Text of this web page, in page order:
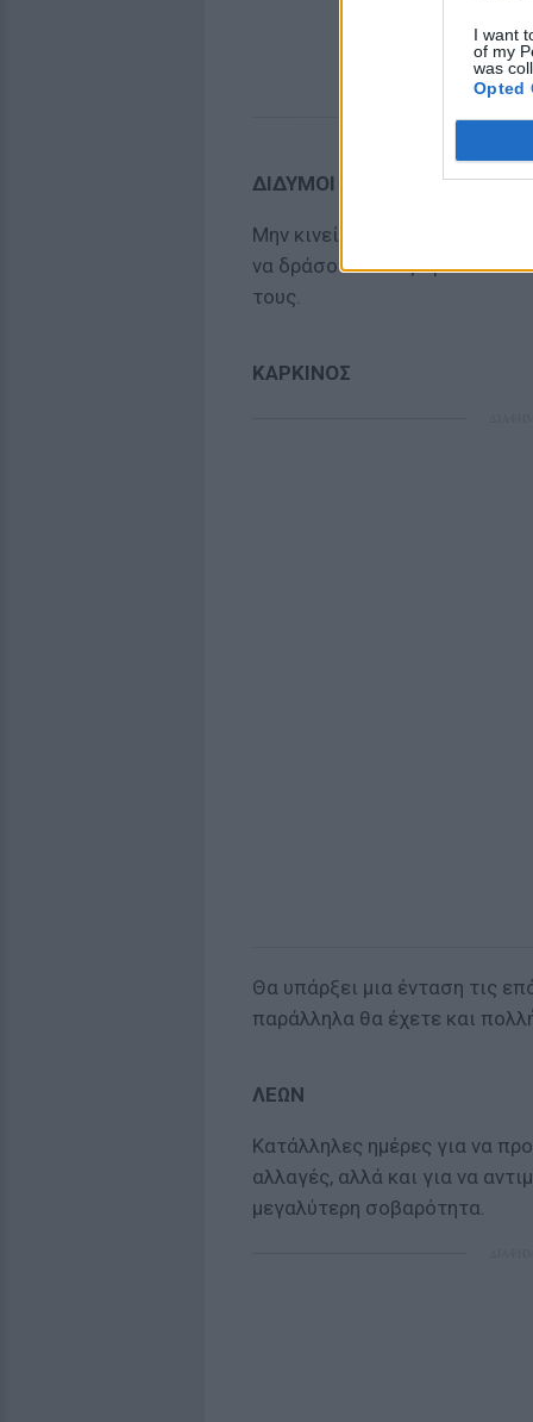
I want
of my
was
Opted
ΔΙΔΥΜΟΙ
Μην κινείστε με
να δράσουν όπως πρέπει και
τους.
ΚΑΡΚΙΝΟΣ
Θα υπάρξει μια ένταση τις
παράλληλα θα έχετε και
ΛΕΩΝ
Κατάλληλες ημέρες για να
αλλαγές, αλλά και για να
μεγαλύτερη σοβαρότητα.